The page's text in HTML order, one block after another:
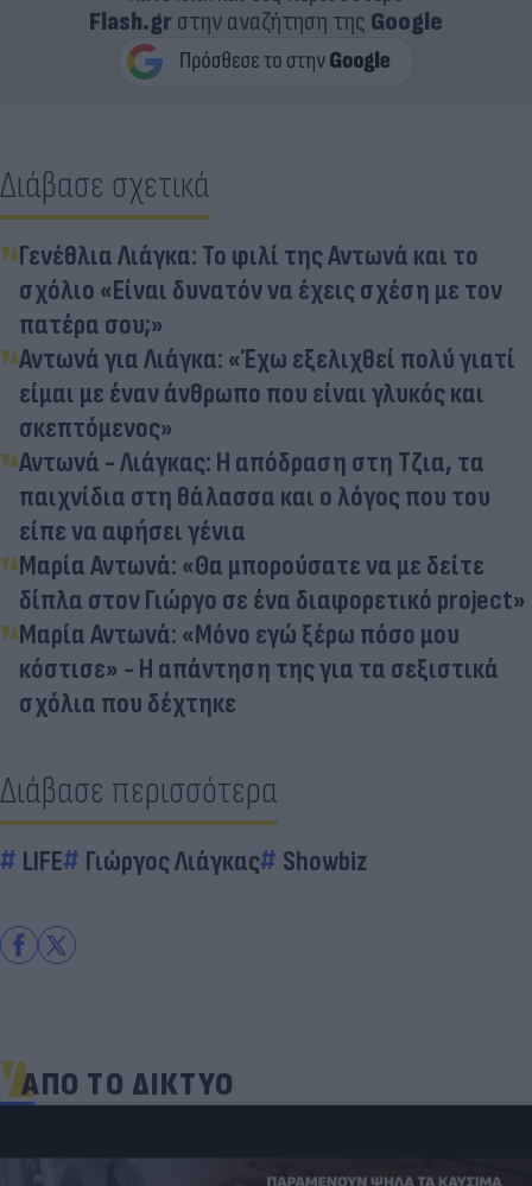
Flash.grστην αναζήτηση της Google
Διάβασε σχετικά
Γενέθλια Λιάγκα: Το φιλί της Αντωνά και το
σχόλιο «Είναι δυνατόν να έχεις σχέση με τον
πατέρα σου;»
Αντωνά για Λιάγκα: «Έχω εξελιχθεί πολύ γιατί
είμαι με έναν άνθρωπο που είναι γλυκός και
σκεπτόμενος»
Αντωνά - Λιάγκας: Η απόδραση στη Τζια, τα
παιχνίδια στη θάλασσα και ο λόγος που του
είπε να αφήσει γένια
Μαρία Αντωνά: «Θα μπορούσατε να με δείτε
δίπλα στον Γιώργο σε ένα διαφορετικό project»
Μαρία Αντωνά: «Μόνο εγώ ξέρω πόσο μου
κόστισε» - Η απάντηση της για τα σεξιστικά
σχόλια που δέχτηκε
Διάβασε περισσότερα
LIFE Γιώργος Λιάγκας Showbiz
ΑΠΟ ΤΟ ΔΙΚΤΥΟ